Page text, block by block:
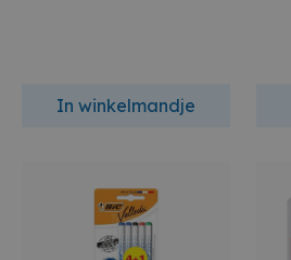
In winkelmandje